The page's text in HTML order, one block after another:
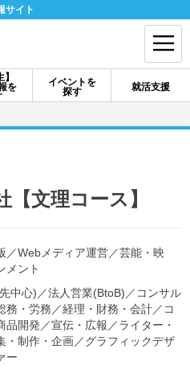
サイト
】
を
イベントを
探す
就活支援
ログイン
カウト お知らせ
【文理コース】
／Webメディア運営／芸能・映
メント
中心) ／法人営業(BtoB) ／ コンサル
務・労務 ／経理・財務・会計／ コ
品開発 ／宣伝・広報 ／ライター・
・制作・企画／グラフィックデザ
ー